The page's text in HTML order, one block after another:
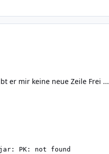
er mir keine neue Zeile Frei ...
PK: not found